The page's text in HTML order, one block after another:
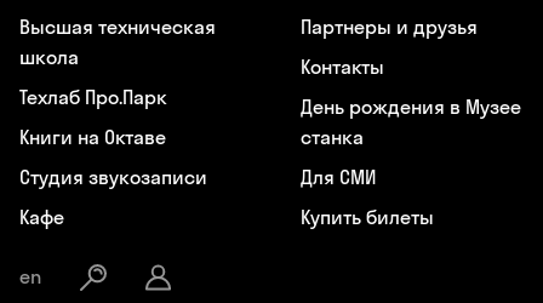
Высшая техническая
школа
Техлаб Про.Парк
Книги на Октаве
Студия звукозаписи
Кафе
Партнеры и друзья
Контакты
День рождения в Музее
станка
Для СМИ
Купить билеты
en